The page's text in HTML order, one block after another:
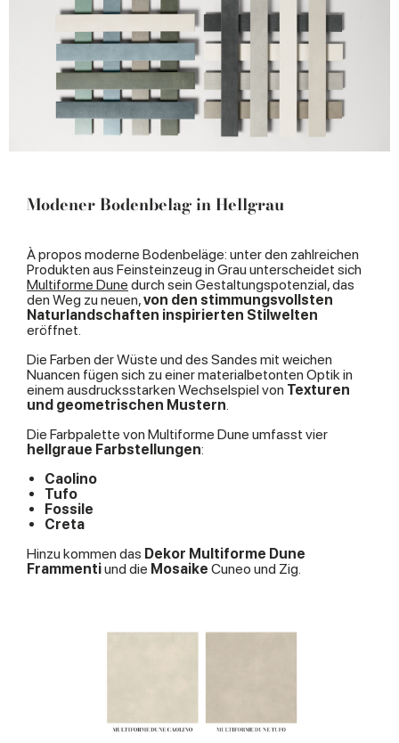
Modener Bodenbelag in Hellgrau
À propos moderne Bodenbeläge: unter den zahlreichen
Produkten aus Feinsteinzeug in Grau unterscheidet sich
Multiforme Dune durch sein Gestaltungspotenzial, das
den Weg zu neuen,von den stimmungsvollsten
Naturlandschaften inspirierten Stilwelten
eröffnet.
Die Farben der Wüste und des Sandes mit weichen
Nuancen fügen sich zu einer materialbetonten Optik in
einem ausdrucksstarken Wechselspiel von Texturen
und geometrischen Mustern
Die Farbpalette von Multiforme Dune umfasst vier
hellgraue Farbstellungen:
Caolino
Tufo
Fossile
Creta
Hinzu kommen das Dekor Multiforme Dune
Frammentiund die Mosaike Cuneo und Zig.